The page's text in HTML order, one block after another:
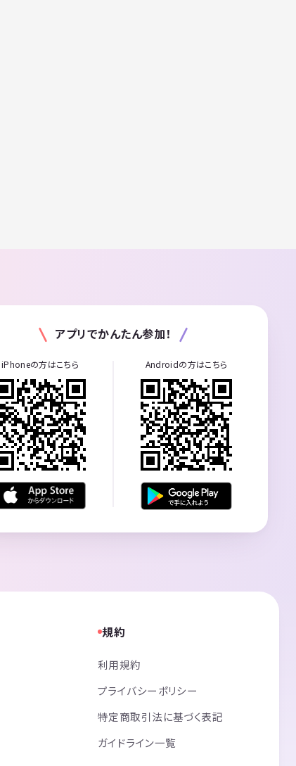
アプリでかんたん参加！
iPhoneの方はこちら Androidの方はこちら
規約
利用規約
プライバシーポリシー
特定商取引法に基づく表記
ガイドライン一覧